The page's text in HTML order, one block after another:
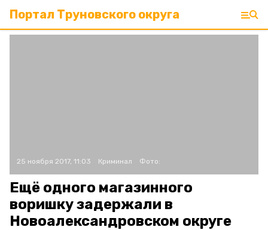
Портал Труновского округа
25 ноября 2017, 11:03 Криминал Фото:
Ещё одного магазинного
воришку задержали в
Новоалександровском округе